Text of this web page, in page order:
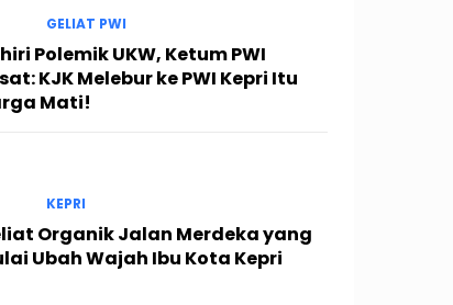
GELIAT PWI
Polemik UKW, Ketum PWI
KJK Melebur ke PWI Kepri Itu
Mati!
KEPRI
Organik Jalan Merdeka yang
Ubah Wajah Ibu Kota Kepri